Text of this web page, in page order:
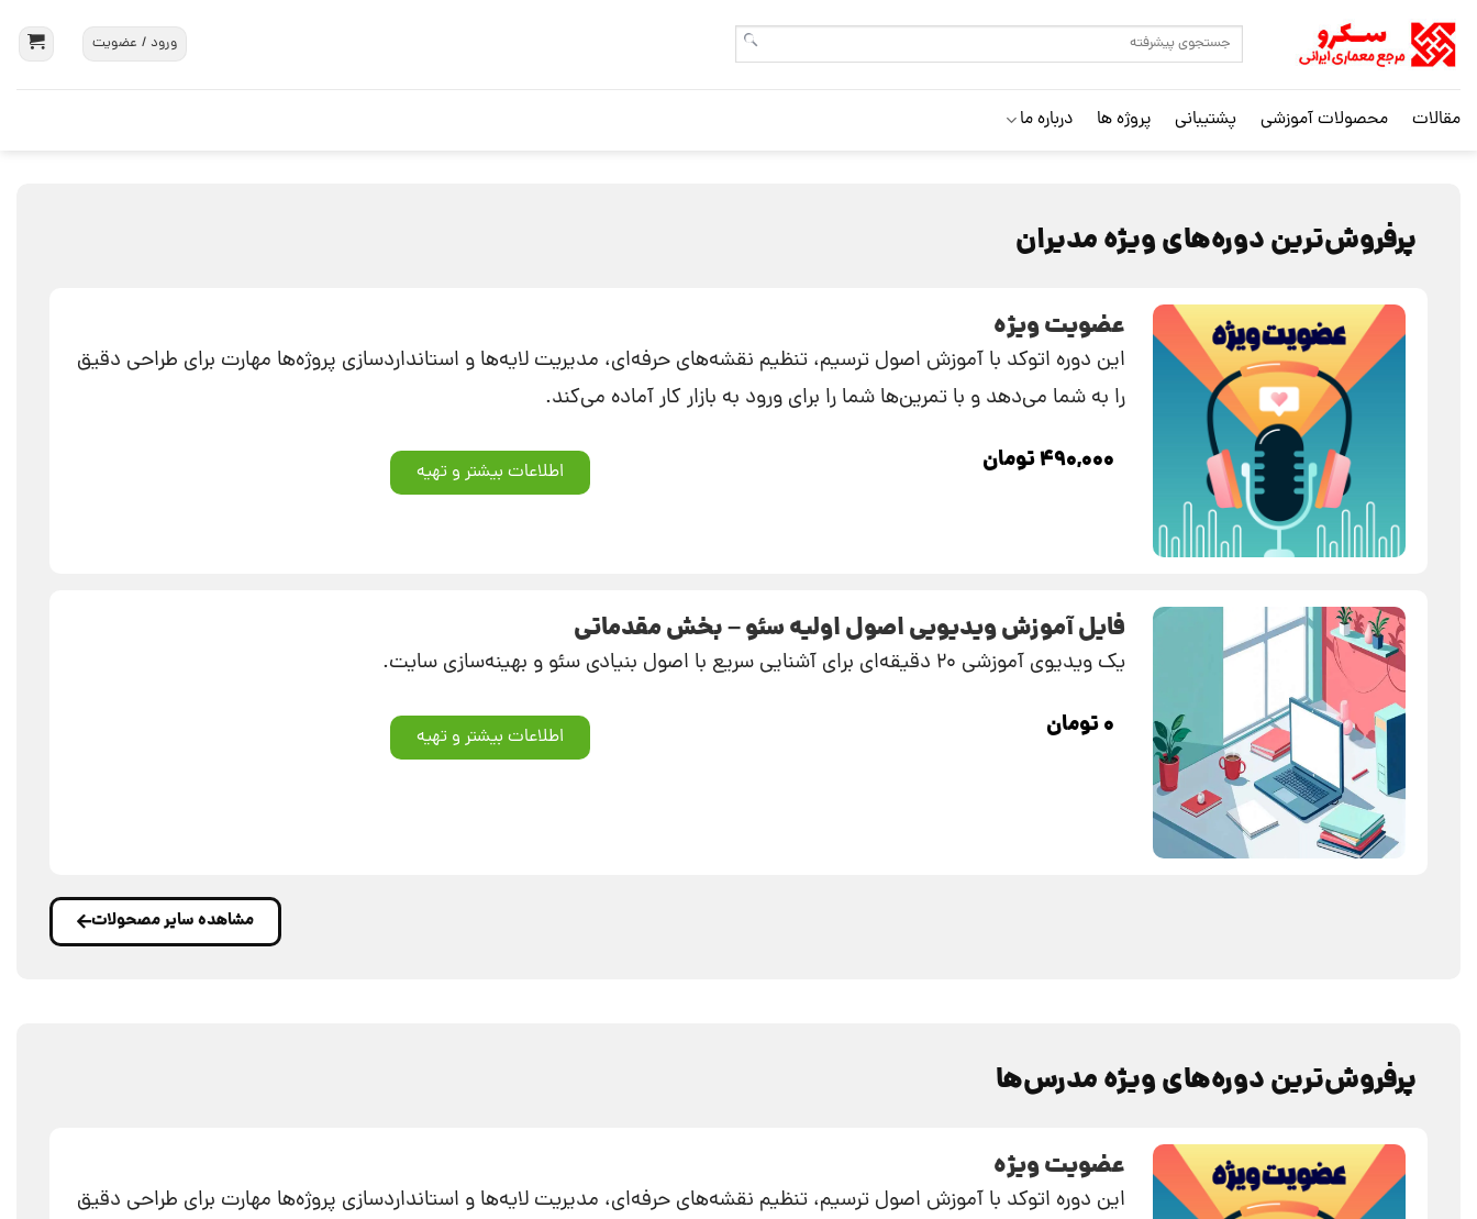
ورود / عضویت
مقالات محصولات آموزشی پشتیبانی پروژه ها درباره ما
پرفروش‌ترین دوره‌‌های ویژه مدیران
عضویت ویژه
این دوره اتوکد با آموزش اصول ترسیم، تنظیم نقشه‌های حرفه‌ای، مدیریت لایه‌ها و استانداردسازی پروژه‌ها مهارت برای طراحی دقیق
را به شما می‌دهد و با تمرین‌ها شما را برای ورود به بازار کار آماده می‌کند.
۴۹۰,۰۰۰تومان اطلاعات بیشتر و تهیه
فایل آموزش ویدیویی اصول اولیه سئو – بخش مقدماتی
یک ویدیوی آموزشی ۲۰ دقیقه‌ای برای آشنایی سریع با اصول بنیادی سئو و بهینه‌سازی سایت.
۰تومان اطلاعات بیشتر و تهیه
مشاهده سایر مصحولات
پرفروش‌ترین دوره‌‌های ویژه مدرس‌ها
عضویت ویژه
این دوره اتوکد با آموزش اصول ترسیم، تنظیم نقشه‌های حرفه‌ای، مدیریت لایه‌ها و استانداردسازی پروژه‌ها مهارت برای طراحی دقیق